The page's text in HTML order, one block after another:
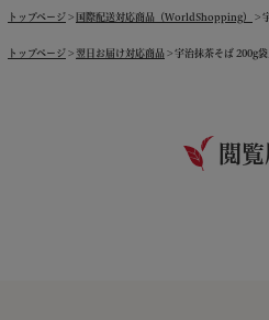
トップページ 国際配送対応商品（WorldShopping）
トップページ 翌日お届け対応商品 宇治抹茶そば 200g
閲